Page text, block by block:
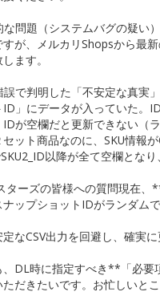
な問題（システムバグの疑い
が、メルカリShopsから最
ます。
誤で判明した「不安定な真実
ID」にデータが入っていた。
が空欄だと更新できない（
ット商品なのに、SKU情報が
以降が全て空欄とな
ターズの皆様への質問現在
ナップショットIDがランダム
定なCSV出力を回避し、確実
、DL時に指定すべき**「必
だきたいです。お忙しいと